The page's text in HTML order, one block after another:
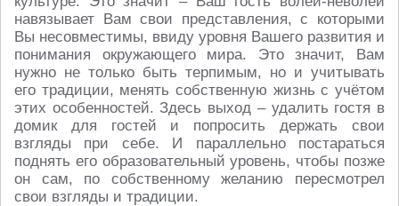
навязывает Вам свои представления, с которыми
Вы несовместимы, ввиду уровня Вашего развития и
понимания окружающего мира. Это значит, Вам
нужно не только быть терпимым, но и учитывать
его традиции, менять собственную жизнь с учётом
этих особенностей. Здесь выход – удалить гостя в
домик для гостей и попросить держать свои
взгляды при себе. И параллельно постараться
поднять его образовательный уровень, чтобы позже
он сам, по собственному желанию пересмотрел
свои взгляды и традиции.